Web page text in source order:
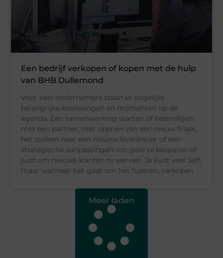
Een bedrijf verkopen of kopen met de hulp
van BHB Dullemond
Voor veel ondernemers staan er dagelijks
belangrijke beslissingen en momenten op de
agenda. Een samenwerking starten of beëindigen
met een partner, met openen van een nieuw filiaal,
het zoeken naar een nieuwe leverancier of een
strategische aanpassingen om geld te besparen of
juist om nieuwe klanten te werven. Je kunt veel zelf,
maar wanneer het gaat om het fuseren, verkopen
Meer laden